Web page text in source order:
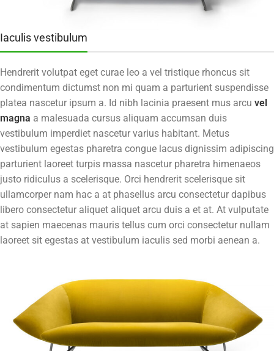
Iaculis vestibulum
Hendrerit volutpat eget curae leo a vel tristique rhoncus sit
condimentum dictumst non mi quam a parturient suspendisse
platea nascetur ipsum a. Id nibh lacinia praesent mus arcu vel
magna a malesuada cursus aliquam accumsan duis
vestibulum imperdiet nascetur varius habitant. Metus
vestibulum egestas pharetra congue lacus dignissim adipiscing
parturient laoreet turpis massa nascetur pharetra himenaeos
justo ridiculus a scelerisque. Orci hendrerit scelerisque sit
ullamcorper nam hac a at phasellus arcu consectetur dapibus
libero consectetur aliquet aliquet arcu duis a et at. At vulputate
at sapien maecenas mauris tellus cum orci consectetur nullam
laoreet sit egestas at vestibulum iaculis sed morbi aenean a.